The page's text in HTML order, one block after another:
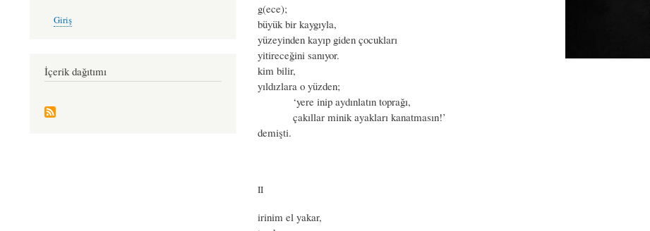
g(ece);
büyük bir kaygıyla,
yüzeyinden kayıp giden çocukları
yitireceğini sanıyor.
kim bilir,
yıldızlara o yüzden;
‘yere inip aydınlatın toprağı,
çakıllar minik ayakları kanatmasın!’
demişti.
II
irinim el yakar,
account
Giriş
İçerik dağıtımı